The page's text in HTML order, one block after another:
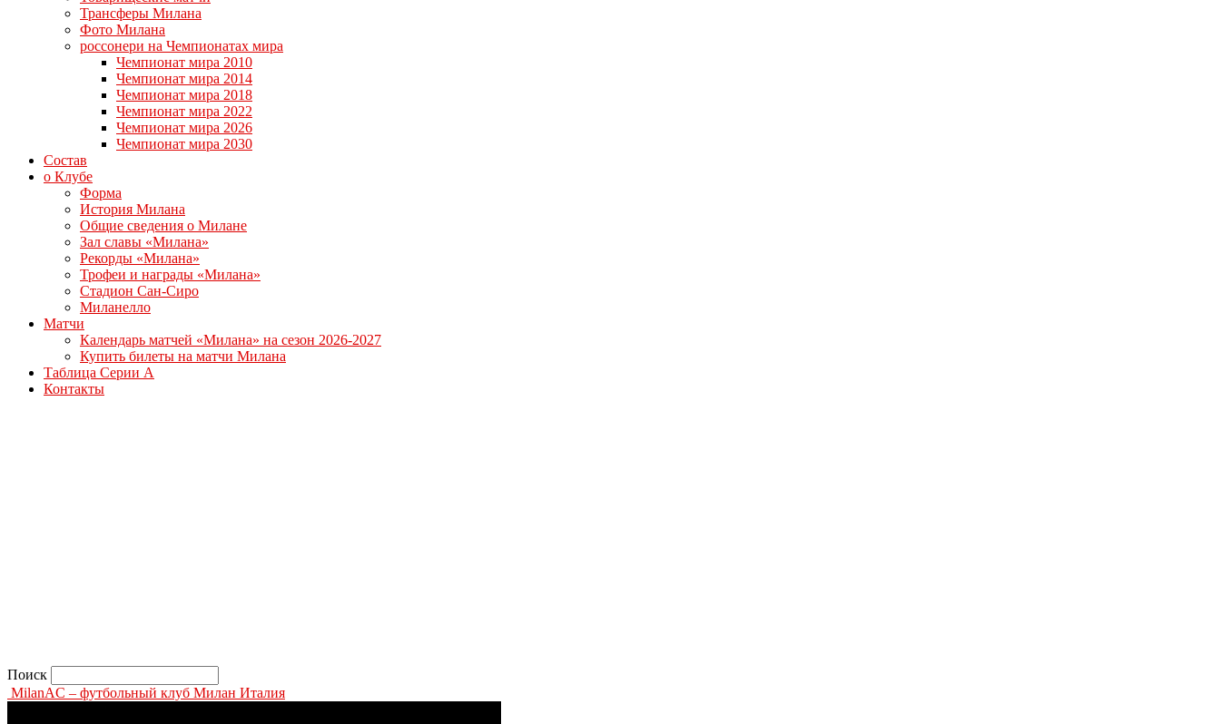
Трансферы Милана
Фото Милана
россонери на Чемпионатах мира
Чемпионат мира 2010
Чемпионат мира 2014
Чемпионат мира 2018
Чемпионат мира 2022
Чемпионат мира 2026
Чемпионат мира 2030
Состав
о Клубе
Форма
История Милана
Общие сведения о Милане
Зал славы «Милана»
Рекорды «Милана»
Трофеи и награды «Милана»
Стадион Сан-Сиро
Миланелло
Матчи
Календарь матчей «Милана» на сезон 2026-2027
Купить билеты на матчи Милана
Таблица Серии А
Контакты
Поиск
MilanAC – футбольный клуб Милан Италия